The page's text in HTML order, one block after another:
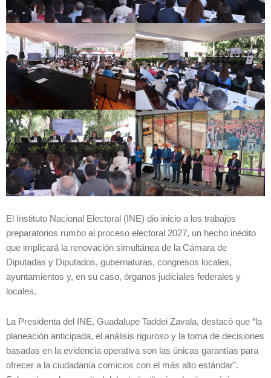
El Instituto Nacional Electoral (INE) dio inicio a los trabajos
preparatorios rumbo al proceso electoral 2027, un hecho inédito
que implicará la renovación simultánea de la Cámara de
Diputadas y Diputados, gubernaturas, congresos locales,
ayuntamientos y, en su caso, órganos judiciales federales y
locales.
La Presidenta del INE, Guadalupe Taddei Zavala, destacó que “la
planeación anticipada, el análisis riguroso y la toma de decisiones
basadas en la evidencia operativa son las únicas garantías para
ofrecer a la ciudadanía comicios con el más alto estándar”.